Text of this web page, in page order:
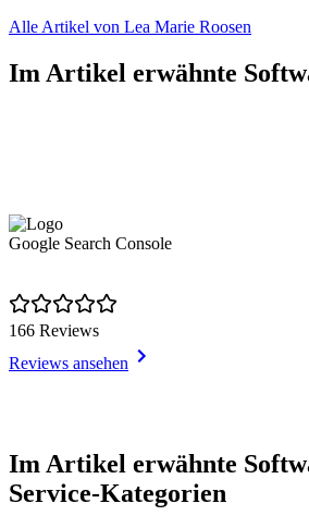
Alle Artikel von Lea Marie Roosen
Im Artikel erwähnte
Google Search Console
166 Reviews
Reviews ansehen
1
of
16
Im Artikel erwähnte
Service-Kategorien